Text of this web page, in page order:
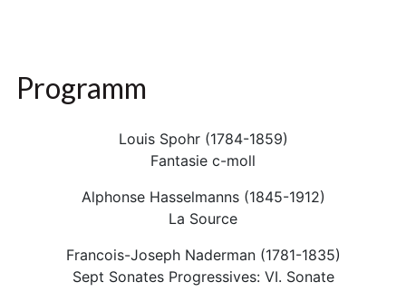
Programm
Louis Spohr (1784-1859)
Fantasie c-moll
Alphonse Hasselmanns (1845-1912)
La Source
Francois-Joseph Naderman (1781-1835)
Sept Sonates Progressives: VI. Sonate